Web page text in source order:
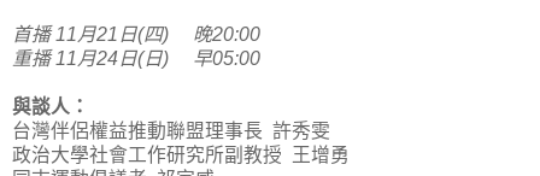
首播 11月21日(四) 晚20:00
重播 11月24日(日) 早05:00
與談人：
台灣伴侶權益推動聯盟理事長 許秀雯
政治大學社會工作研究所副教授 王增勇